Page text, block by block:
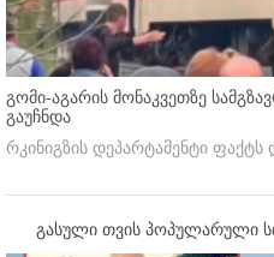
გომი-აგარის მონაკვეთზე
გაუჩნდა
რკინიგზის დეპარტამენტი ფაქტს
გასული თვის პოპულარული